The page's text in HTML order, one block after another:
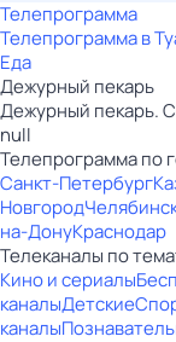
Телепрограмма
Телепрограмма в
Еда
Дежурный пекарь
Дежурный пекарь.
null
Телепрограмма по
Санкт-Петербург
Новгород
на-ДонуКраснодар
Телеканалы по
Кино и сериалы
каналыДетские
каналы